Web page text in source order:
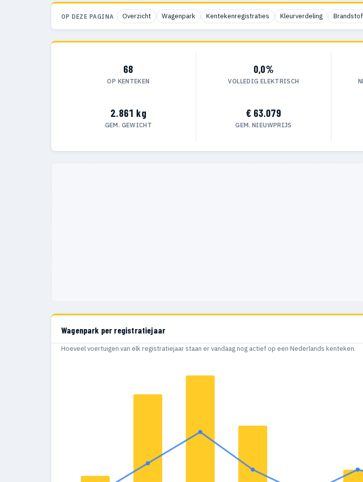
OP DEZE PAGINA Overzicht Wagenpark Kentekenregistraties Kleurverdeling Brandstof
68
OP KENTEKEN
0,0%
VOLLEDIG ELEKTRISCH
2.861 kg
GEM. GEWICHT
€ 63.079
GEM. NIEUWPRIJS
Wagenpark per registratiejaar
Hoeveel voertuigen van elk registratiejaar staan er vandaag nog actief op een Nederlands kenteken.